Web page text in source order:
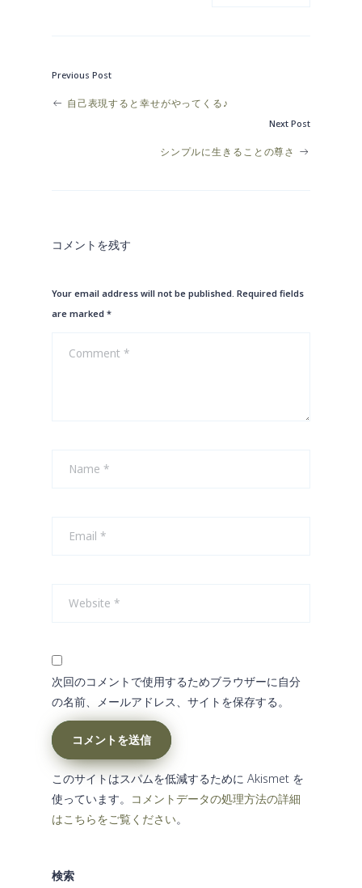
Post
navigation
Previous Post
自己表現すると幸せがやってくる♪
Next Post
シンプルに生きることの尊さ
コメントを残す
Your email address will not be published. Required fields
are marked *
次回のコメントで使用するためブラウザーに自分
の名前、メールアドレス、サイトを保存する。
コメントを送信
このサイトはスパムを低減するために Akismet を
使っています。 コメントデータの処理方法の詳細
はこちらをご覧ください。
検索